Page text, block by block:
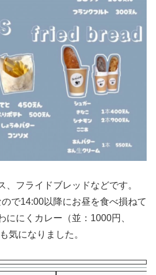
、フライドブレッドなどです。
で14:00以降にお昼を食べ損ねて
ににくカレー（並：1000円、
気になりました。